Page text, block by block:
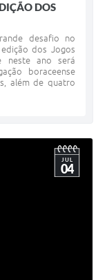
DOS
desafio no
dos Jogos
neste ano será
boraceense
além de quatro
JUL
04